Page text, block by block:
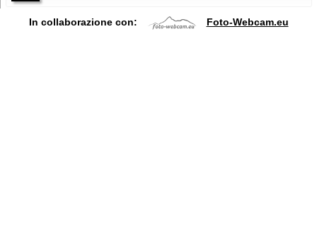
In collaborazione con: Foto-Webcam.eu